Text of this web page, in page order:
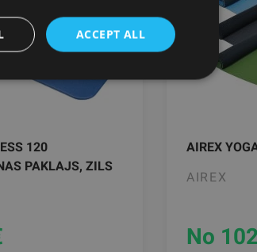
120
PAKLAJS, ZILS
AIREX
AIREX
No
ACCEPT ALL